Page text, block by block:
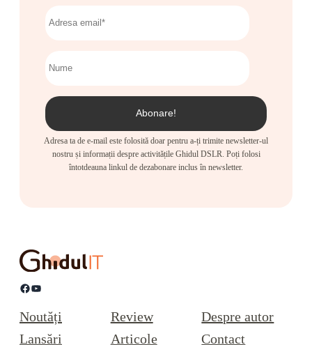
Adresa ta de e-mail este folosită doar pentru a-ți trimite newsletter-ul
nostru și informații despre activitățile Ghidul DSLR. Poți folosi
întotdeauna linkul de dezabonare inclus în newsletter.
Facebook YouTube
Noutăți
Lansări
Review
Articole
Despre autor
Contact